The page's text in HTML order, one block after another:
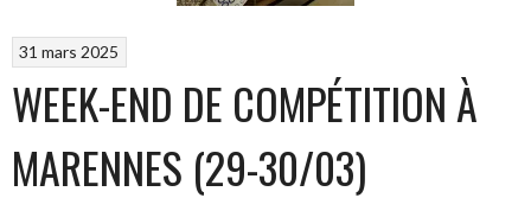
31 mars 2025
WEEK-END DE COMPÉTITION À
MARENNES (29-30/03)